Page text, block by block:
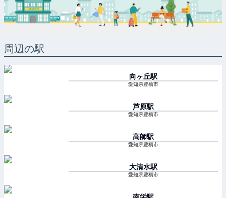
周辺の駅
向ヶ丘駅
愛知県豊橋市
芦原駅
愛知県豊橋市
高師駅
愛知県豊橋市
大清水駅
愛知県豊橋市